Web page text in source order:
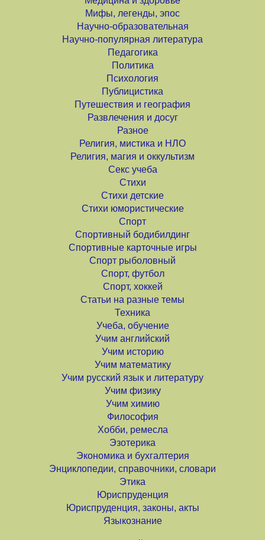
Мифы, легенды, эпос
Научно-образовательная
Научно-популярная литература
Педагогика
Политика
Психология
Публицистика
Путешествия и география
Развлечения и досуг
Разное
Религия, мистика и НЛО
Религия, магия и оккультизм
Секс учеба
Стихи
Стихи детские
Стихи юмористические
Спорт
Спортивный бодибилдинг
Спортивные карточные игры
Спорт рыболовный
Спорт, футбол
Спорт, хоккей
Статьи на разные темы
Техника
Учеба, обучение
Учим английский
Учим историю
Учим математику
Учим русский язык и литературу
Учим физику
Учим химию
Философия
Хобби, ремесла
Эзотерика
Экономика и бухгалтерия
Энциклопедии, справочники, словари
Этика
Юриспруденция
Юриспруденция, законы, акты
Языкознание